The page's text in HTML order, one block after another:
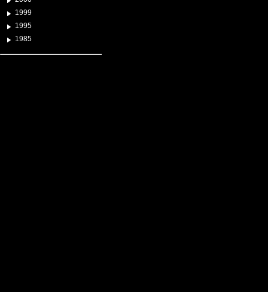
1999
1995
1985